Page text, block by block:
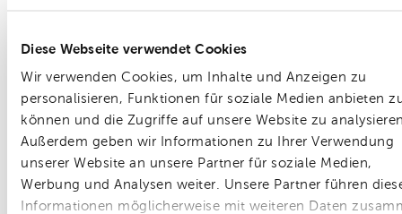
Diese Webseite verwendet Cookies
Wir verwenden Cookies, um Inhalte und Anzeigen zu
personalisieren, Funktionen für soziale Medien anbieten
können und die Zugriffe auf unsere Website zu
Außerdem geben wir Informationen zu Ihrer Verwendung
unserer Website an unsere Partner für soziale Medien,
Werbung und Analysen weiter. Unsere Partner führen
Informationen möglicherweise mit weiteren Daten
Service sowie der Werkstattbereich mit Lager und
einer Waschstraße. Im Galeriegeschoss entstehen
Büro- und Sozialräume für die Autohausmitarbeiter.
Auf dem teilbegrünten Dach ist eine
Photovoltaikanlage mit rund 88 KWp vorgesehen.
nachhaltige Gebäudezertifizierung mit dem DGNB-
Gold Standard wird angestrebt und ist bei der